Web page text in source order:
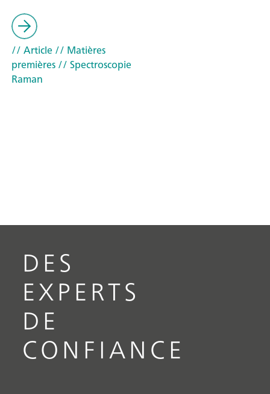
// Article// Matières
premières// Spectroscopie
Raman
DES
EXPERTS
DE
CONFIANCE